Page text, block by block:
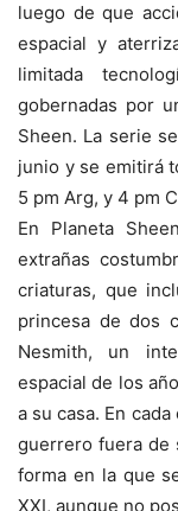
luego de que
espacial y
limitada
gobernadas por
Sheen. La serie
junio y se emitirá
5 pm Arg, y 4 pm
En Planeta
extrañas
criaturas, que
princesa de dos
Nesmith, un
espacial de los
a su casa. En
guerrero fuera de
forma en la que
XXI, aunque no